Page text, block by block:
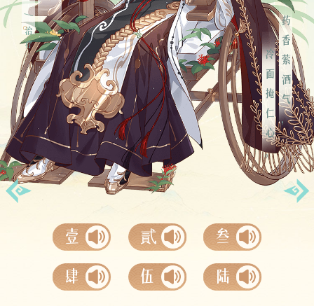
视听典藏
IP衍生
空桑寄语
/
治疗 药香萦酒气，
冷面掩仁心。
壹 貳
叁
肆
伍 陆